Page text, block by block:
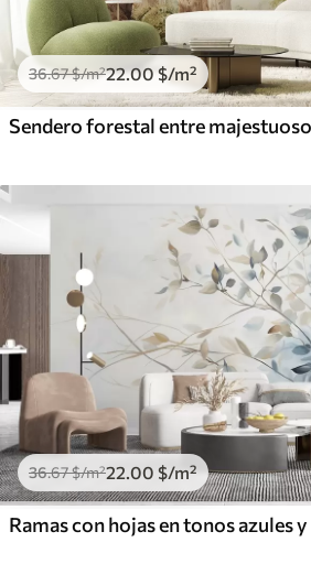
36.67$/m²22.00 $/m²
36.67$/m²22.00 $/m²